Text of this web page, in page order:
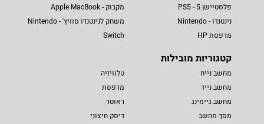
פלסטיישן 5 - PS5
נינטנדו - Nintendo
מדפסת HP
מקבוק - Apple MacBook
משחק לנינטנדו סוויץ' - Nintendo
Switch
קטגוריות מובילות
מחשב נייח
מחשב נייד
מחשב גיימינג
מסך מחשב
טלוויזיה
מדפסת
ראוטר
דיסק חיצוני